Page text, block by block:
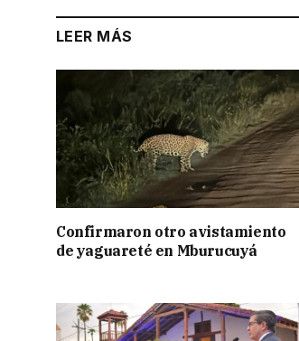
LEER MÁS
Confirmaron otro avistamiento
de yaguareté en Mburucuyá